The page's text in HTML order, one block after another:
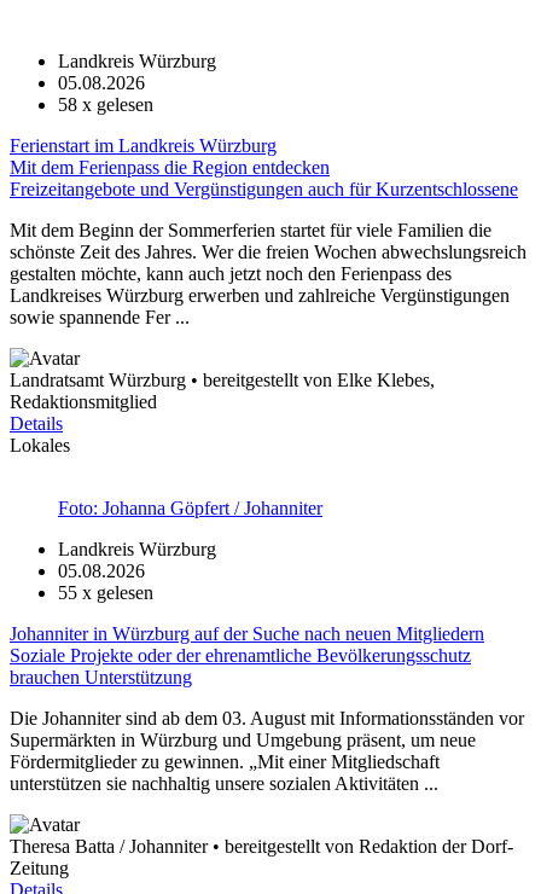
Landkreis Würzburg
05.08.2026
58 x gelesen
Ferienstart im Landkreis Würzburg
Mit dem Ferienpass die Region entdecken
Freizeitangebote und Vergünstigungen auch für Kurzentschlossene
Mit dem Beginn der Sommerferien startet für viele Familien die
schönste Zeit des Jahres. Wer die freien Wochen abwechslungsreich
gestalten möchte, kann auch jetzt noch den Ferienpass des
Landkreises Würzburg erwerben und zahlreiche Vergünstigungen
sowie spannende Fer ...
Landratsamt Würzburg • bereitgestellt von Elke Klebes,
Redaktionsmitglied
Details
Lokales
Foto: Johanna Göpfert / Johanniter
Landkreis Würzburg
05.08.2026
55 x gelesen
Johanniter in Würzburg auf der Suche nach neuen Mitgliedern
Soziale Projekte oder der ehrenamtliche Bevölkerungsschutz
brauchen Unterstützung
Die Johanniter sind ab dem 03. August mit Informationsständen vor
Supermärkten in Würzburg und Umgebung präsent, um neue
Fördermitglieder zu gewinnen. „Mit einer Mitgliedschaft
unterstützen sie nachhaltig unsere sozialen Aktivitäten ...
Theresa Batta / Johanniter • bereitgestellt von Redaktion der Dorf-
Zeitung
Details